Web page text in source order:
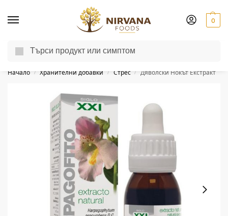
0
Доставка до другия ден за поръчки пон-пет до 13:00 ч.
Начало / Хранителни добавки / Стрес / Дяволски Нокът Екстракт